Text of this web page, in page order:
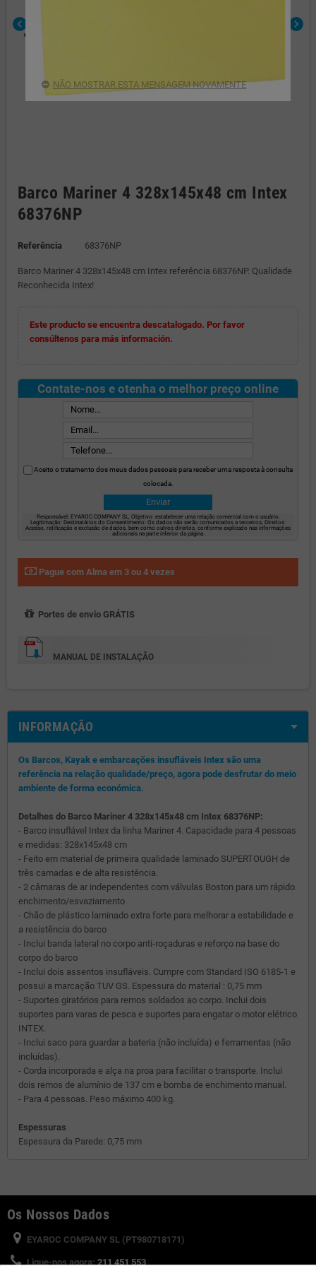
chevron_left chevron_right
Barco Mariner 4 328x145x48 cm Intex
68376NP
Referência 68376NP
Barco Mariner 4 328x145x48 cm Intex referência 68376NP. Qualidade
Reconhecida Intex!
Este producto se encuentra descatalogado. Por favor
consúltenos para más información.
Contate-nos e otenha o melhor preço online
Aceito o tratamento dos meus dados pessoais para receber uma resposta à consulta
colocada.
Responsável: EYAROC COMPANY SL, Objetivo: estabelecer uma relação comercial com o usuário.
Legitimação: Destinatários do Consentimento: Os dados não serão comunicados a terceiros, Direitos:
Acesso, retificação e exclusão de dados, bem como outros direitos, conforme explicado nas informações
adicionais na parte inferior da página.
Pague com Alma em 3 ou 4 vezes
Portes de envio GRÁTIS
MANUAL DE INSTALAÇÃO
INFORMAÇÃO
Os Barcos, Kayak e embarcações insufláveis Intex são uma
referência na relação qualidade/preço, agora pode desfrutar do meio
ambiente de forma económica.
Detalhes do Barco Mariner 4 328x145x48 cm Intex 68376NP:
- Barco insuflável Intex da linha Mariner 4. Capacidade para 4 pessoas
e medidas: 328x145x48 cm
- Feito em material de primeira qualidade laminado SUPERTOUGH de
três camadas e de alta resistência.
- 2 câmaras de ar independentes com válvulas Boston para um rápido
enchimento/esvaziamento
- Chão de plástico laminado extra forte para melhorar a estabilidade e
a resistência do barco
- Inclui banda lateral no corpo anti-roçaduras e reforço na base do
corpo do barco
- Inclui dois assentos insufláveis. Cumpre com Standard ISO 6185-1 e
possui a marcação TUV GS. Espessura do material : 0,75 mm
- Suportes giratórios para remos soldados ao corpo. Inclui dois
suportes para varas de pesca e suportes para engatar o motor elétrico
INTEX.
- Inclui saco para guardar a bateria (não incluída) e ferramentas (não
incluídas).
- Corda incorporada e alça na proa para facilitar o transporte. Inclui
dois remos de alumínio de 137 cm e bomba de enchimento manual.
- Para 4 pessoas. Peso máximo 400 kg.
Espessuras
Espessura da Parede: 0,75 mm
Os Nossos Dados
EYAROC COMPANY SL (PT980718171)
Ligue-nos agora:211 451 553
NÃO MOSTRAR ESTA MENSAGEM NOVAMENTE